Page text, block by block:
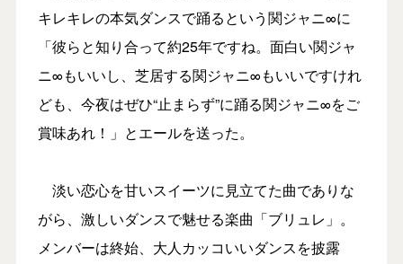
キレキレの本気ダンスで踊るという関ジャニ∞に
「彼らと知り合って約25年ですね。面白い関ジャ
ニ∞もいいし、芝居する関ジャニ∞もいいですけれ
ども、今夜はぜひ“止まらず”に踊る関ジャニ∞をご
賞味あれ！」とエールを送った。
淡い恋心を甘いスイーツに見立てた曲でありな
がら、激しいダンスで魅せる楽曲「ブリュレ」。
メンバーは終始、大人カッコいいダンスを披露